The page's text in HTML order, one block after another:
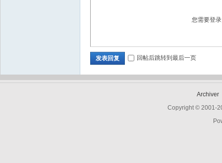
您需要登
发表回复 回帖后跳转到最后一页
Archiver
Copyright © 2001-